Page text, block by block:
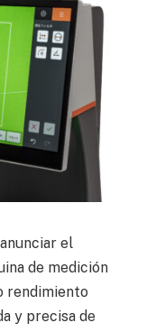
el
de medición
rendimiento
y precisa de